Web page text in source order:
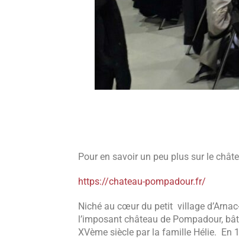
Pour en savoir un peu plus sur le
https://chateau-pompadour.fr/
Niché au cœur du petit village
l’imposant château de Pompadour,
XVème siècle par la famille Hélie. En